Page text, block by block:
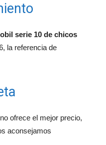
serie 10 de chicos
la referencia de
ofrece el mejor precio,
aconsejamos